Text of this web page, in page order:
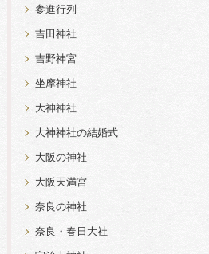
参進行列
吉田神社
吉野神宮
坐摩神社
大神神社
大神神社の結婚式
大阪の神社
大阪天満宮
奈良の神社
奈良・春日大社